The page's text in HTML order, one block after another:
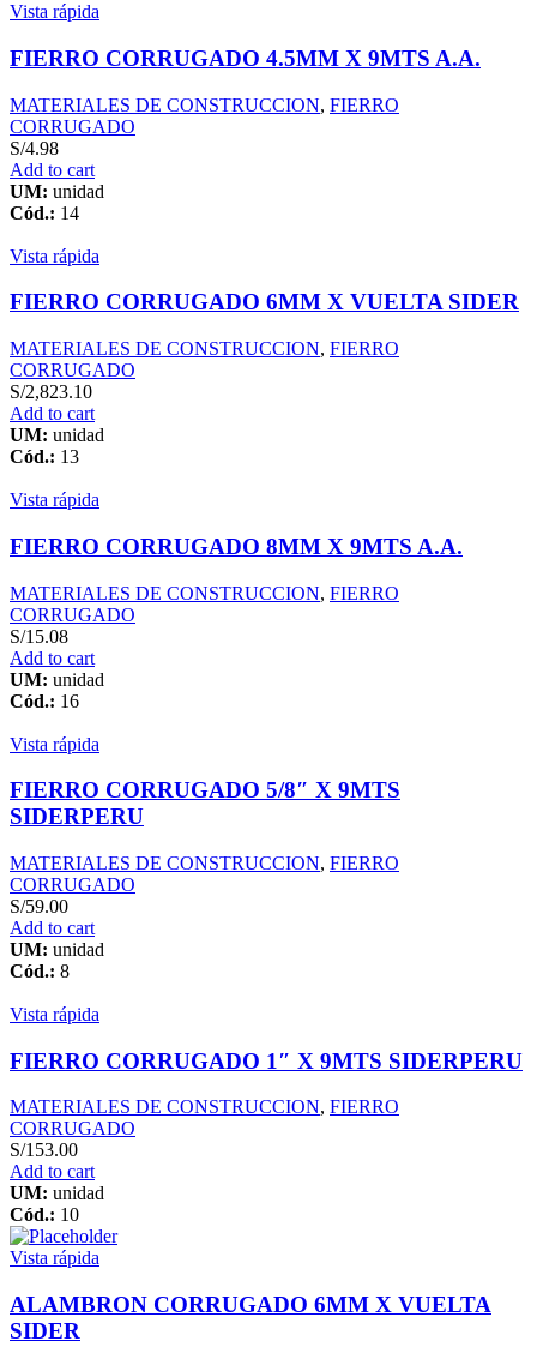
Vista rápida
FIERRO CORRUGADO 4.5MM X 9MTS A.A.
MATERIALES DE CONSTRUCCION, FIERRO
CORRUGADO
S/4.98
Add to cart
UM: unidad
Cód.: 14
Vista rápida
FIERRO CORRUGADO 6MM X VUELTA SIDER
MATERIALES DE CONSTRUCCION, FIERRO
CORRUGADO
S/2,823.10
Add to cart
UM: unidad
Cód.: 13
Vista rápida
FIERRO CORRUGADO 8MM X 9MTS A.A.
MATERIALES DE CONSTRUCCION, FIERRO
CORRUGADO
S/15.08
Add to cart
UM: unidad
Cód.: 16
Vista rápida
FIERRO CORRUGADO 5/8″ X 9MTS
SIDERPERU
MATERIALES DE CONSTRUCCION, FIERRO
CORRUGADO
S/59.00
Add to cart
UM: unidad
Cód.: 8
Vista rápida
FIERRO CORRUGADO 1″ X 9MTS SIDERPERU
MATERIALES DE CONSTRUCCION, FIERRO
CORRUGADO
S/153.00
Add to cart
UM: unidad
Cód.: 10
Vista rápida
ALAMBRON CORRUGADO 6MM X VUELTA
SIDER